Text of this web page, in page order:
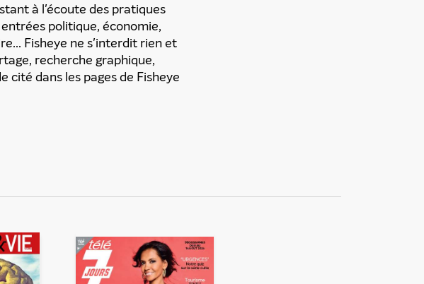
ami. Vous certifiez également ne pas envoyer
pour cet envoi à la suite duquel elles seront
personnelles".
à l'écoute des pratiques
politique, économie,
Fisheye ne s'interdit rien et
recherche graphique,
dans les pages de Fisheye